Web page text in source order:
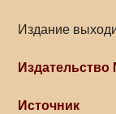
Издание
Источник